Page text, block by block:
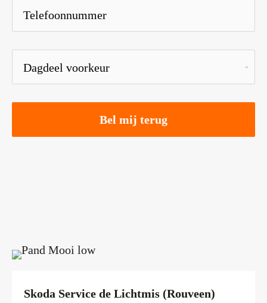
Bel mij terug
Skoda Service de Lichtmis (Rouveen)